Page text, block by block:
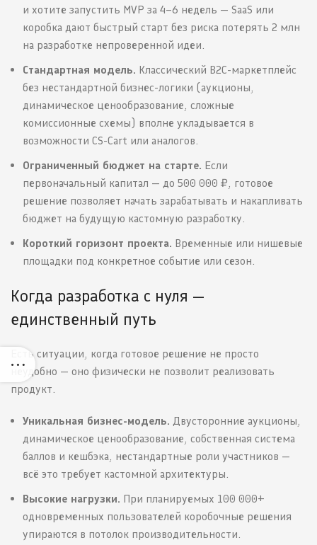
и хотите запустить MVP за 4–6 недель — SaaS или
коробка дают быстрый старт без риска потерять 2 млн
на разработке непроверенной идеи.
Стандартная модель. Классический B2C-маркетплейс
без нестандартной бизнес-логики (аукционы,
динамическое ценообразование, сложные
комиссионные схемы) вполне укладывается в
возможности CS-Cart или аналогов.
Ограниченный бюджет на старте. Если
первоначальный капитал — до 500 000 ₽, готовое
решение позволяет начать зарабатывать и накапливать
бюджет на будущую кастомную разработку.
Короткий горизонт проекта. Временные или нишевые
площадки под конкретное событие или сезон.
Когда разработка с нуля —
единственный путь
Есть ситуации, когда готовое решение не просто
неудобно — оно физически не позволит реализовать
продукт.
Уникальная бизнес-модель. Двусторонние аукционы,
динамическое ценообразование, собственная система
баллов и кешбэка, нестандартные роли участников —
всё это требует кастомной архитектуры.
Высокие нагрузки. При планируемых 100 000+
одновременных пользователей коробочные решения
упираются в потолок производительности.